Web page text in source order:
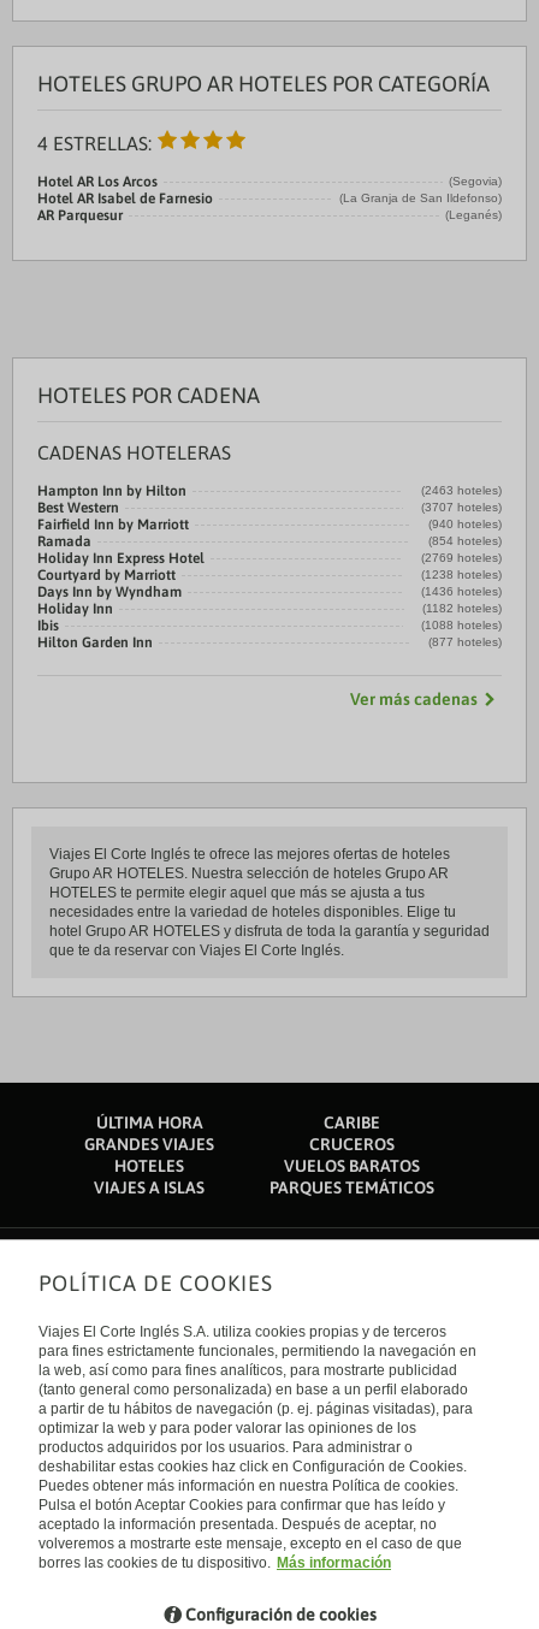
HOTELES GRUPO AR HOTELES POR CATEGORÍA
4 ESTRELLAS:
Hotel AR Los Arcos (Segovia)
Hotel AR Isabel de Farnesio (La Granja de San Ildefonso)
AR Parquesur (Leganés)
HOTELES POR CADENA
CADENAS HOTELERAS
Hampton Inn by Hilton (2463 hoteles)
Best Western (3707 hoteles)
Fairfield Inn by Marriott (940 hoteles)
Ramada (854 hoteles)
Holiday Inn Express Hotel (2769 hoteles)
Courtyard by Marriott (1238 hoteles)
Days Inn by Wyndham (1436 hoteles)
Holiday Inn (1182 hoteles)
Ibis (1088 hoteles)
Hilton Garden Inn (877 hoteles)
Ver más cadenas
Viajes El Corte Inglés te ofrece las mejores ofertas de hoteles
Grupo AR HOTELES. Nuestra selección de hoteles Grupo AR
HOTELES te permite elegir aquel que más se ajusta a tus
necesidades entre la variedad de hoteles disponibles. Elige tu
hotel Grupo AR HOTELES y disfruta de toda la garantía y seguridad
que te da reservar con Viajes El Corte Inglés.
ÚLTIMA HORA
CARIBE
GRANDES VIAJES
CRUCEROS
HOTELES
VUELOS BARATOS
VIAJES A ISLAS
PARQUES TEMÁTICOS
Sobre nosotros
Quiénes somos
Financiación
Sostenibilidad
Turismo accesible
Tarjeta El Corte Inglés
Trabaja con nosotros
El Corte Inglés
Canal Ético
Enlaces de interés
Guías de viaje
Catálogos
Auto check-in
Condiciones Generales
Política de privacidad
Política de cookies
Accesibilidad
Empresas/ Grupos
Internacional
España
Visita nuestro blog
Blog de Viajes el Corte inglés
POLÍTICA DE COOKIES
Viajes El Corte Inglés S.A. utiliza cookies propias y de terceros
para fines estrictamente funcionales, permitiendo la navegación en
la web, así como para fines analíticos, para mostrarte publicidad
(tanto general como personalizada) en base a un perfil elaborado
a partir de tu hábitos de navegación (p. ej. páginas visitadas), para
optimizar la web y para poder valorar las opiniones de los
productos adquiridos por los usuarios. Para administrar o
deshabilitar estas cookies haz click en Configuración de Cookies.
Puedes obtener más información en nuestra Política de cookies.
Pulsa el botón Aceptar Cookies para confirmar que has leído y
aceptado la información presentada. Después de aceptar, no
volveremos a mostrarte este mensaje, excepto en el caso de que
borres las cookies de tu dispositivo. Más información
Configuración de cookies